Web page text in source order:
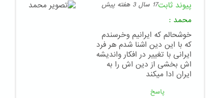
پیوند ثابت17 سال 3 هفته پیش
محمد :
خوشحالم که ایرانیم وخرسندم
که با این دین اشنا شدم هر فرد
ایرانی با تغییر در افکار واندیشه
اش بخشی از دین اش را به
ایران ادا میکند
پاسخ